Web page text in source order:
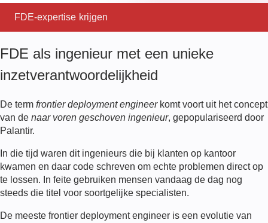
FDE-expertise krijgen
FDE als ingenieur met een unieke
inzetverantwoordelijkheid
De term frontier deployment engineerkomt voort uit het concept
van de naar voren geschoven ingenieur, gepopulariseerd door
Palantir.
In die tijd waren dit ingenieurs die bij klanten op kantoor
kwamen en daar code schreven om echte problemen direct op
te lossen. In feite gebruiken mensen vandaag de dag nog
steeds die titel voor soortgelijke specialisten.
De meeste frontier deployment engineer is een evolutie van